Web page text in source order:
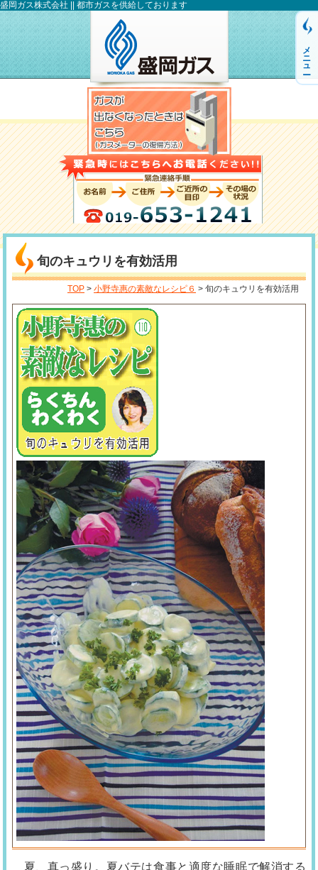
盛岡ガス株式会社 || 都市ガスを供給しております
メニュー
旬のキュウリを有効活用
TOP > 小野寺惠の素敵なレシピ６ > 旬のキュウリを有効活用
夏、真っ盛り。夏バテは食事と適度な睡眠で解消する